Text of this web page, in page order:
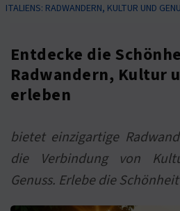
ITALIENS: RADWANDERN, KULTUR UND
Entdecke die
Radwandern, Kultur
erleben
bietet einzigartige
die Verbindung von
Genuss. Erlebe die